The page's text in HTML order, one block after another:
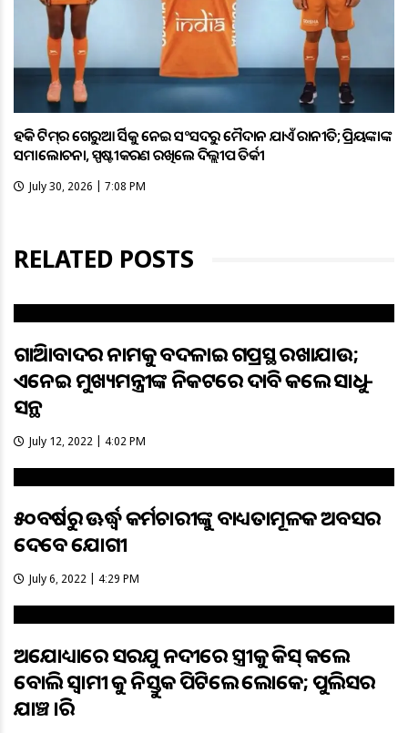
ହକି ଟିମ୍‌ର ଗେରୁଆ ଜର୍ସିକୁ ନେଇ ସଂସଦରୁ ମୈଦାନ ଯାଏଁ ରାଜନୀତି; ପ୍ରିୟଙ୍କାଙ୍କ
ସମାଲୋଚନା, ସ୍ପଷ୍ଟୀକରଣ ରଖିଲେ ଦିଲ୍ଲୀପ ତିର୍କୀ
July 30, 2026 | 7:08 PM
RELATED POSTS
ଗାଜିଆବାଦର ନାମକୁ ବଦଳାଇ ଗଜପ୍ରସ୍ଥ ରଖାଯାଉ;
ଏନେଇ ମୁଖ୍ୟମନ୍ତ୍ରୀଙ୍କ ନିକଟରେ ଦାବି କଲେ ସାଧୁ-
ସନ୍ଥ
July 12, 2022 | 4:02 PM
୫୦ବର୍ଷରୁ ଊର୍ଦ୍ଧ୍ବ କର୍ମଚାରୀଙ୍କୁ ବାଧ୍ୟତାମୂଳକ ଅବସର
ଦେବେ ଯୋଗୀ
July 6, 2022 | 4:29 PM
ଅଯୋଧ୍ୟାରେ ସରଯୁ ନଦୀରେ ସ୍ତ୍ରୀକୁ କିସ୍ କଲେ
ବୋଲି ସ୍ଵାମୀ କୁ ନିସ୍ତୁକ ପିଟିଲେ ଲୋକେ; ପୁଲିସର
ଯାଞ୍ଚ ଜାରି